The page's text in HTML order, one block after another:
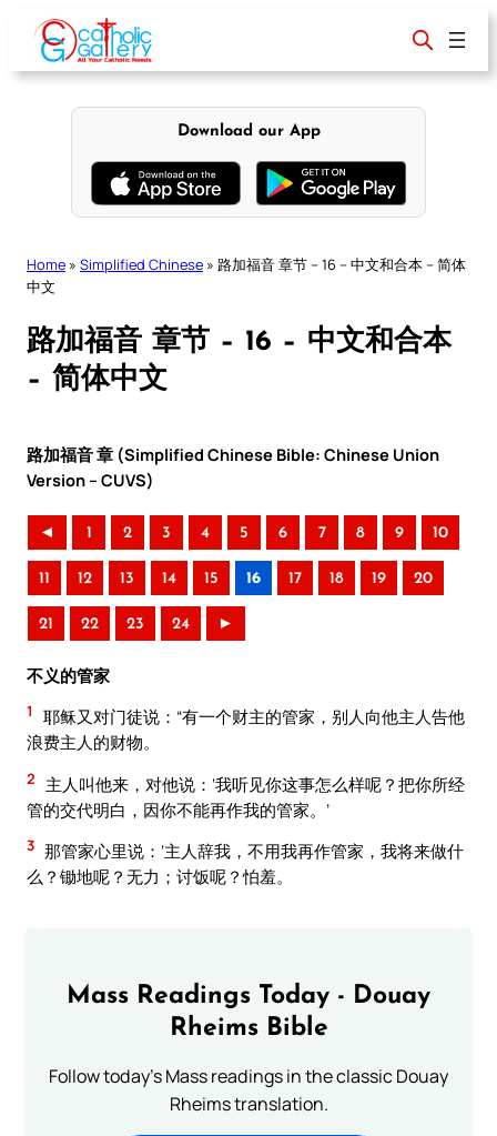
content
Download our App
Home » Simplified Chinese » 路加福音 章节 – 16 – 中文和合本 – 简体
中文
路加福音 章节 – 16 – 中文和合本
– 简体中文
路加福音 章 (Simplified Chinese Bible: Chinese Union
Version – CUVS)
◄ 1 2 3 4 5 6 7 8 9 10
11 12 13 14 15 16 17 18 19 20
21 22 23 24 ►
不义的管家
1
耶稣又对门徒说：“有一个财主的管家，别人向他主人告他
浪费主人的财物。
2
主人叫他来，对他说：‘我听见你这事怎么样呢？把你所经
管的交代明白，因你不能再作我的管家。’
3 那管家心里说：‘主人辞我，不用我再作管家，我将来做什
么？锄地呢？无力；讨饭呢？怕羞。
Mass Readings Today - Douay
Rheims Bible
Follow today's Mass readings in the classic Douay
Rheims translation.